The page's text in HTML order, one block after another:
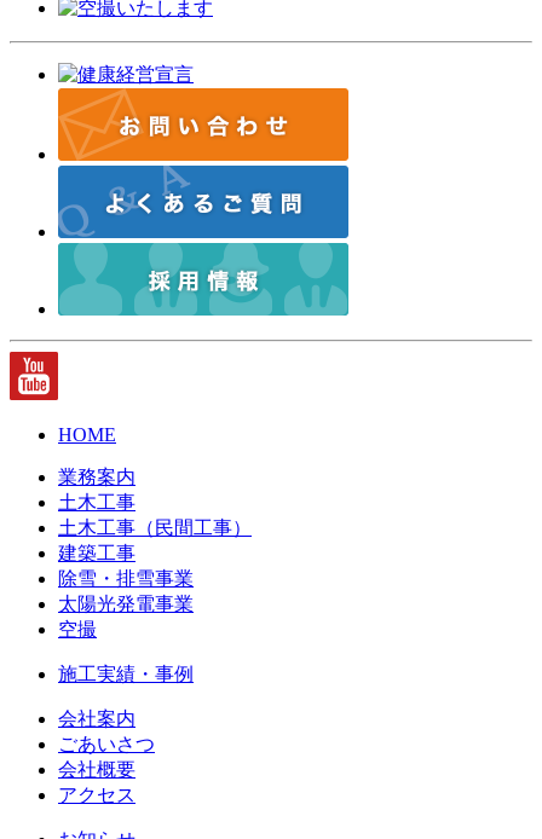
HOME
業務案内
土木工事
土木工事（民間工事）
建築工事
除雪・排雪事業
太陽光発電事業
空撮
施工実績・事例
会社案内
ごあいさつ
会社概要
アクセス